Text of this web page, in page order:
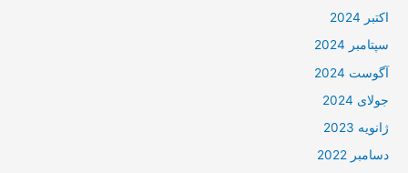
اکتبر 2024
سپتامبر 2024
آگوست 2024
جولای 2024
ژانویه 2023
دسامبر 2022